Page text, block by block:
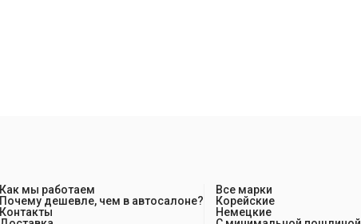
Как мы работаем
Почему дешевле, чем в автосалоне?
Контакты
Все марки
Корейские
Немецкие